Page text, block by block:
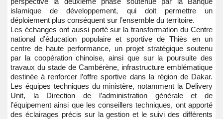
islamique de développement, qui doit permettre un
déploiement plus conséquent sur l’ensemble du territoire.
Les échanges ont aussi porté sur la transformation du Centre
national d’éducation populaire et sportive de Thiès en un
centre de haute performance, un projet stratégique soutenu
par la coopération chinoise, ainsi que sur la poursuite des
travaux du stade de Cambérène, infrastructure emblématique
destinée à renforcer l’offre sportive dans la région de Dakar.
Les équipes techniques du ministère, notamment la Delivery
Unit, la Direction de l’administration générale et de
l’équipement ainsi que les conseillers techniques, ont apporté
des éclairages précis sur la gestion et le suivi des différents